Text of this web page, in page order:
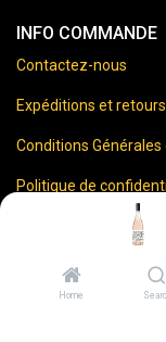
Home
INFO COMMANDE
Contactez-nous
Expéditions et retours
Conditions Générales
Politique de
Mentions Légales